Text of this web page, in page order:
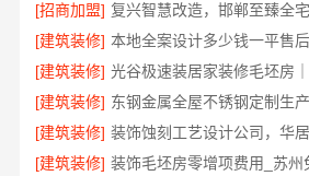
[招商加盟]
[建筑装修]
[建筑装修]
[建筑装修]
[建筑装修] 装饰蚀刻工艺设计公司，华
[建筑装修] 装饰毛坯房零增项费用_苏州